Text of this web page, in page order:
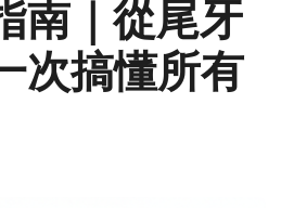
南｜從尾牙
次搞懂所有